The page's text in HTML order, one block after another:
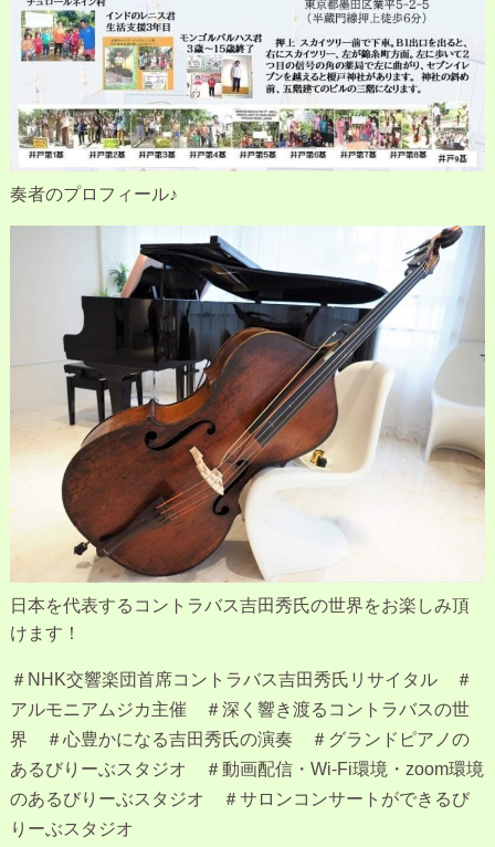
奏者のプロフィール♪
日本を代表するコントラバス吉田秀氏の世界をお楽しみ頂
けます！
＃NHK交響楽団首席コントラバス吉田秀氏リサイタル ＃
アルモニアムジカ主催 ＃深く響き渡るコントラバスの世
界 ＃心豊かになる吉田秀氏の演奏 ＃グランドピアノの
あるびりーぶスタジオ ＃動画配信・Wi-Fi環境・zoom環境
のあるびりーぶスタジオ ＃サロンコンサートができるび
りーぶスタジオ